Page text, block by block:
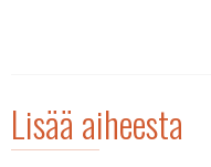
Lisää aiheesta